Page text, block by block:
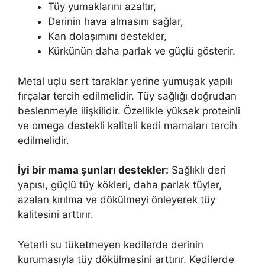
Tüy yumaklarını azaltır,
Derinin hava almasını sağlar,
Kan dolaşımını destekler,
Kürkünün daha parlak ve güçlü gösterir.
Metal uçlu sert taraklar yerine yumuşak yapılı
fırçalar tercih edilmelidir. Tüy sağlığı doğrudan
beslenmeyle ilişkilidir. Özellikle yüksek proteinli
ve omega destekli kaliteli kedi mamaları tercih
edilmelidir.
İyi bir mama şunları destekler: Sağlıklı deri
yapısı, güçlü tüy kökleri, daha parlak tüyler,
azalan kırılma ve dökülmeyi önleyerek tüy
kalitesini arttırır.
Yeterli su tüketmeyen kedilerde derinin
kurumasıyla tüy dökülmesini arttırır. Kedilerde